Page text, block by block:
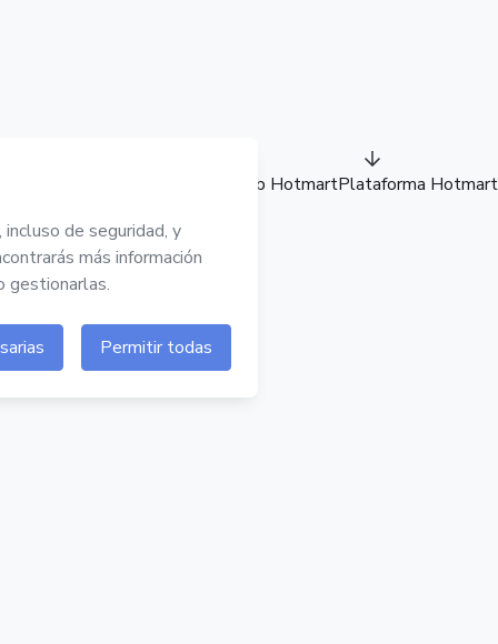
Sitio web HotmartPlataforma Hotmart